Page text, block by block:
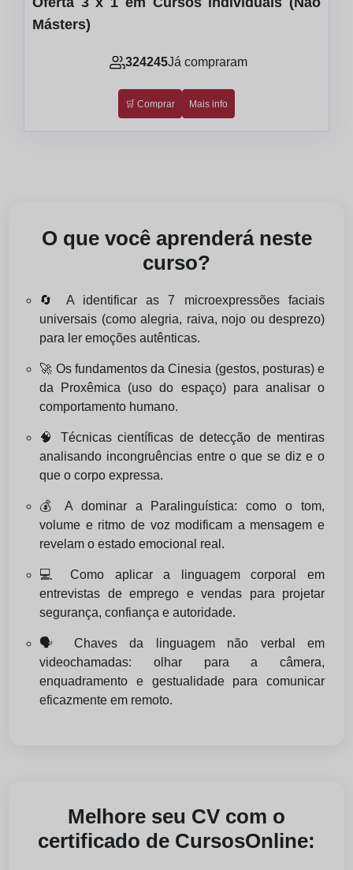
Másters)
324245Já compraram
🛒 Comprar Mais info
O que você aprenderá neste
curso?
🔄 A identificar as 7 microexpressões faciais
universais (como alegria, raiva, nojo ou desprezo)
para ler emoções autênticas.
🚀 Os fundamentos da Cinesia (gestos, posturas) e
da Proxêmica (uso do espaço) para analisar o
comportamento humano.
🧠 Técnicas científicas de detecção de mentiras
analisando incongruências entre o que se diz e o
que o corpo expressa.
💰 A dominar a Paralinguística: como o tom,
volume e ritmo de voz modificam a mensagem e
revelam o estado emocional real.
💻 Como aplicar a linguagem corporal em
entrevistas de emprego e vendas para projetar
segurança, confiança e autoridade.
🗣️ Chaves da linguagem não verbal em
videochamadas: olhar para a câmera,
enquadramento e gestualidade para comunicar
eficazmente em remoto.
Melhore seu CV com o
certificado de CursosOnline: